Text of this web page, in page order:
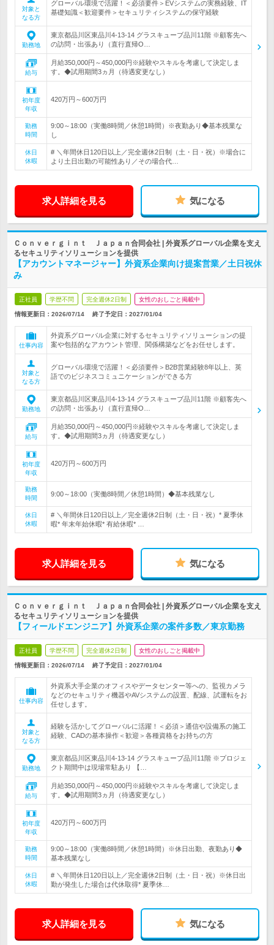
対象と
なる方
グローバル環境で活躍！＜必須要件＞EVシステムの実務経験、IT
基礎知識＜歓迎要件＞セキュリティシステムの保守経験
勤務地
東京都品川区東品川4-13-14 グラスキューブ品川11階 ※顧客先へ
の訪問・出張あり（直行直帰O…
給与
月給350,000円～450,000円※経験やスキルを考慮して決定しま
す。◆試用期間3ヵ月（待遇変更なし）
初年度
年収
420万円～600万円
勤務
時間
9:00～18:00（実働8時間／休憩1時間）※夜勤あり◆基本残業な
し
休日
休暇
# ＼年間休日120日以上／完全週休2日制（土・日・祝）※場合に
より土日出勤の可能性あり／その場合代…
求人詳細を見る 気になる
Ｃｏｎｖｅｒｇｉｎｔ Ｊａｐａｎ合同会社 | 外資系グローバル企業を支え
るセキュリティソリューションを提供
【アカウントマネージャー】外資系企業向け提案営業／土日祝休
み
正社員 学歴不問 完全週休2日制 女性のおしごと掲載中
情報更新日：2026/07/14 終了予定日： 2027/01/04
仕事内容
外資系グローバル企業に対するセキュリティソリューションの提
案や包括的なアカウント管理、関係構築などをお任せします。
対象と
なる方
グローバル環境で活躍！＜必須要件＞B2B営業経験8年以上、英
語でのビジネスコミュニケーションができる方
勤務地
東京都品川区東品川4-13-14 グラスキューブ品川11階 ※顧客先へ
の訪問・出張あり（直行直帰O…
給与
月給350,000円～450,000円※経験やスキルを考慮して決定しま
す。◆試用期間3ヵ月（待遇変更なし）
初年度
年収
420万円～600万円
勤務
時間
9:00～18:00（実働8時間／休憩1時間）◆基本残業なし
休日
休暇
# ＼年間休日120日以上／完全週休2日制（土・日・祝）* 夏季休
暇* 年末年始休暇* 有給休暇* …
求人詳細を見る 気になる
Ｃｏｎｖｅｒｇｉｎｔ Ｊａｐａｎ合同会社 | 外資系グローバル企業を支え
るセキュリティソリューションを提供
【フィールドエンジニア】外資系企業の案件多数／東京勤務
正社員 学歴不問 完全週休2日制 女性のおしごと掲載中
情報更新日：2026/07/14 終了予定日： 2027/01/04
仕事内容
外資系大手企業のオフィスやデータセンター等への、監視カメラ
などのセキュリティ機器やAVシステムの設置、配線、試運転をお
任せします。
対象と
なる方
経験を活かしてグローバルに活躍！＜必須＞通信や設備系の施工
経験、CADの基本操作＜歓迎＞各種資格をお持ちの方
勤務地
東京都品川区東品川4-13-14 グラスキューブ品川11階 ※プロジェ
クト期間中は現場常駐あり 【…
給与
月給350,000円～450,000円※経験やスキルを考慮して決定しま
す。◆試用期間3ヵ月（待遇変更なし）
初年度
年収
420万円～600万円
勤務
時間
9:00～18:00（実働8時間／休憩1時間）※休日出勤、夜勤あり◆
基本残業なし
休日
休暇
# ＼年間休日120日以上／完全週休2日制（土・日・祝）※休日出
勤が発生した場合は代休取得* 夏季休…
求人詳細を見る 気になる